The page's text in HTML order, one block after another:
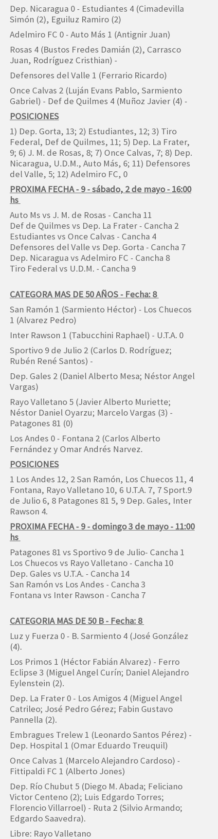
Dep. Nicaragua 0 - Estudiantes 4 (Cimadevilla
Simón (2), Eguiluz Ramiro (2)
Adelmiro FC 0 - Auto Más 1 (Antignir Juan)
Rosas 4 (Bustos Fredes Damián (2), Carrasco
Juan, Rodríguez Cristhian) -
Defensores del Valle 1 (Ferrario Ricardo)
Once Calvas 2 (Luján Evans Pablo, Sarmiento
Gabriel) - Def de Quilmes 4 (Muñoz Javier (4) -
POSICIONES
1) Dep. Gorta, 13; 2) Estudiantes, 12; 3) Tiro
Federal, Def de Quilmes, 11; 5) Dep. La Frater,
9; 6) J. M. de Rosas, 8; 7) Once Calvas, 7; 8) Dep.
Nicaragua, U.D.M., Auto Más, 6; 11) Defensores
del Valle, 5; 12) Adelmiro FC, 0
PROXIMA FECHA - 9 - sábado, 2 de mayo - 16:00
hs
Auto Ms vs J. M. de Rosas - Cancha 11
Def de Quilmes vs Dep. La Frater - Cancha 2
Estudiantes vs Once Calvas - Cancha 4
Defensores del Valle vs Dep. Gorta - Cancha 7
Dep. Nicaragua vs Adelmiro FC - Cancha 8
Tiro Federal vs U.D.M. - Cancha 9
CATEGORA MAS DE 50 AÑOS - Fecha: 8
San Ramón 1 (Sarmiento Héctor) - Los Chuecos
1 (Alvarez Pedro)
Inter Rawson 1 (Tabucchini Raphael) - U.T.A. 0
Sportivo 9 de Julio 2 (Carlos D. Rodríguez;
Rubén René Santos) -
Dep. Gales 2 (Daniel Alberto Mesa; Néstor Angel
Vargas)
Rayo Valletano 5 (Javier Alberto Muriette;
Néstor Daniel Oyarzu; Marcelo Vargas (3) -
Patagones 81 (0)
Los Andes 0 - Fontana 2 (Carlos Alberto
Fernández y Omar Andrés Narvez.
POSICIONES
1 Los Andes 12, 2 San Ramón, Los Chuecos 11, 4
Fontana, Rayo Valletano 10, 6 U.T.A. 7, 7 Sport.9
de Julio 6, 8 Patagones 81 5, 9 Dep. Gales, Inter
Rawson 4.
PROXIMA FECHA - 9 - domingo 3 de mayo - 11:00
hs
Patagones 81 vs Sportivo 9 de Julio- Cancha 1
Los Chuecos vs Rayo Valletano - Cancha 10
Dep. Gales vs U.T.A. - Cancha 14
San Ramón vs Los Andes - Cancha 3
Fontana vs Inter Rawson - Cancha 7
CATEGORIA MAS DE 50 B - Fecha: 8
Luz y Fuerza 0 - B. Sarmiento 4 (José González
(4).
Los Primos 1 (Héctor Fabián Alvarez) - Ferro
Eclipse 3 (Miguel Angel Curín; Daniel Alejandro
Eylenstein (2).
Dep. La Frater 0 - Los Amigos 4 (Miguel Angel
Catrileo; José Pedro Gérez; Fabin Gustavo
Pannella (2).
Embragues Trelew 1 (Leonardo Santos Pérez) -
Dep. Hospital 1 (Omar Eduardo Treuquil)
Once Calvas 1 (Marcelo Alejandro Cardoso) -
Fittipaldi FC 1 (Alberto Jones)
Dep. Río Chubut 5 (Diego M. Abada; Feliciano
Victor Centeno (2); Luis Edgardo Torres;
Florencio Villarroel) - Ruta 2 (Silvio Armando;
Edgardo Saavedra).
Libre: Rayo Valletano